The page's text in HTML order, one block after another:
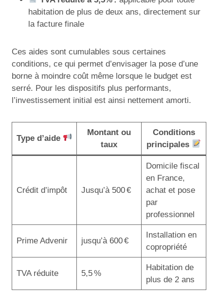
habitation de plus de deux ans, directement sur
la facture finale
Ces aides sont cumulables sous certaines
conditions, ce qui permet d’envisager la pose d’une
borne à moindre coût même lorsque le budget est
serré. Pour les dispositifs plus performants,
l’investissement initial est ainsi nettement amorti.
Type d’aide
Montant ou
taux
Conditions
principales
Crédit d’impôt Jusqu’à 500 €
Domicile fiscal
en France,
achat et pose
par
professionnel
Prime Advenir jusqu’à 600 €
Installation en
copropriété
TVA réduite 5,5 %
Habitation de
plus de 2 ans